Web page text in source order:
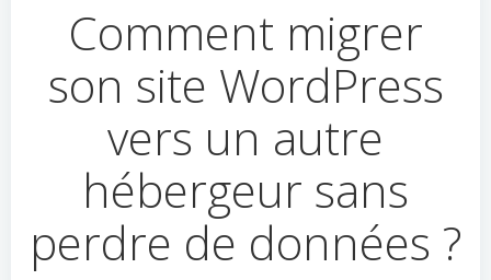
Comment migrer
son site WordPress
vers un autre
hébergeur sans
perdre de données ?